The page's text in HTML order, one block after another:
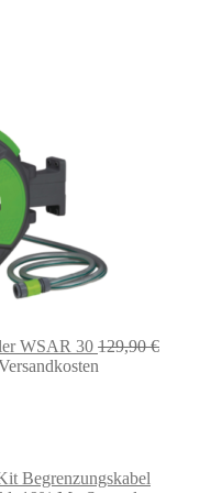
WSAR 30 129,90€
Begrenzungskabel